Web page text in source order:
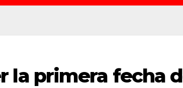
la primera fecha